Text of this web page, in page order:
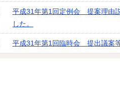
平成31年第1回定例会 提案理由
した。
平成31年第1回臨時会 提出議案